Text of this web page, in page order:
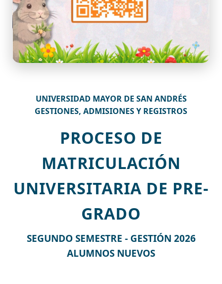
UNIVERSIDAD MAYOR DE SAN ANDRÉS
GESTIONES, ADMISIONES Y REGISTROS
PROCESO DE
MATRICULACIÓN
UNIVERSITARIA DE PRE-
GRADO
SEGUNDO SEMESTRE - GESTIÓN 2026
ALUMNOS NUEVOS